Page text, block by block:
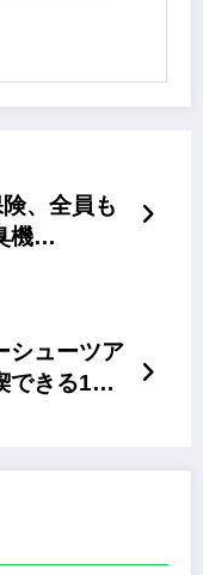
、全員も
機
シューツア
きる1日2